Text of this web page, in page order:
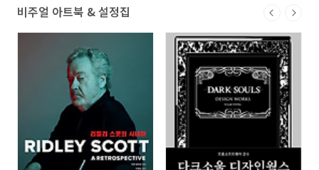
비주얼 아트북 & 설정집